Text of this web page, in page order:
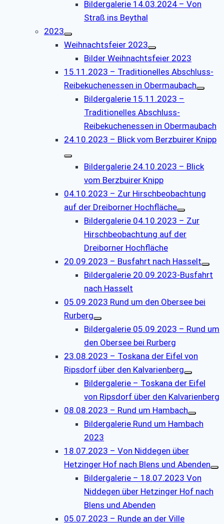
Bildergalerie 14.03.2024 – Von
Straß ins Beythal
2023
Weihnachtsfeier 2023
Bilder Weihnachtsfeier 2023
15.11.2023 – Traditionelles Abschluss-
Reibekuchenessen in Obermaubach
Bildergalerie 15.11.2023 –
Traditionelles Abschluss-
Reibekuchenessen in Obermaubach
24.10.2023 – Blick vom Berzbuirer Knipp
Bildergalerie 24.10.2023 – Blick
vom Berzbuirer Knipp
04.10.2023 – Zur Hirschbeobachtung
auf der Dreiborner Hochfläche
Bildergalerie 04.10.2023 – Zur
Hirschbeobachtung auf der
Dreiborner Hochfläche
20.09.2023 – Busfahrt nach Hasselt
Bildergalerie 20.09.2023-Busfahrt
nach Hasselt
05.09.2023 Rund um den Obersee bei
Rurberg
Bildergalerie 05.09.2023 – Rund um
den Obersee bei Rurberg
23.08.2023 – Toskana der Eifel von
Ripsdorf über den Kalvarienberg
Bildergalerie – Toskana der Eifel
von Ripsdorf über den Kalvarienberg
08.08.2023 – Rund um Hambach
Bildergalerie Rund um Hambach
2023
18.07.2023 – Von Niddegen über
Hetzinger Hof nach Blens und Abenden
Bildergalerie – 18.07.2023 Von
Niddegen über Hetzinger Hof nach
Blens und Abenden
05.07.2023 – Runde an der Ville